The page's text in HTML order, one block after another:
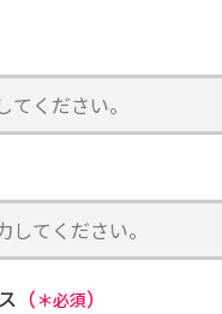
（＊必須）